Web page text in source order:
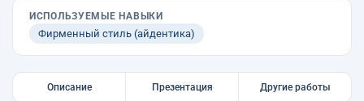
ИСПОЛЬЗУЕМЫЕ НАВЫКИ
Фирменный стиль (айдентика)
Описание Презентация Другие работы